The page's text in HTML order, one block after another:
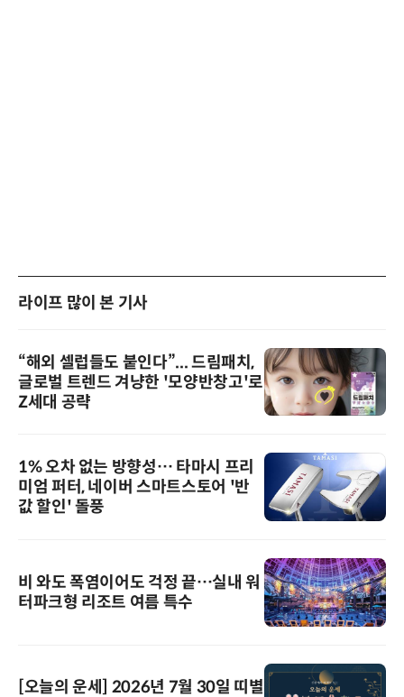
라이프 많이 본 기사
“해외 셀럽들도 붙인다”... 드림패치,
글로벌 트렌드 겨냥한 '모양반창고'로
Z세대 공략
1% 오차 없는 방향성… 타마시 프리
미엄 퍼터, 네이버 스마트스토어 '반
값 할인' 돌풍
비 와도 폭염이어도 걱정 끝…실내 워
터파크형 리조트 여름 특수
[오늘의 운세] 2026년 7월 30일 띠별